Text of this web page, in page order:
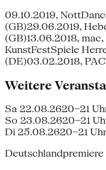
09.10.2019,
(GB)29.06.2019,
(GB)13.06.2018,
KunstFestSpiele
(DE)03.02.2018,
Weitere
Sa 22.08.2620–21
So 23.08.2620–21
Di 25.08.2620–21 Uhr
Deutschlandpremiere